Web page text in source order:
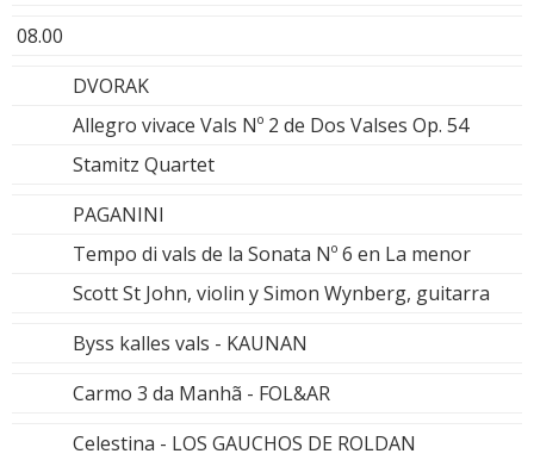
08.00
DVORAK
Allegro vivace Vals Nº 2 de Dos Valses Op. 54
Stamitz Quartet
PAGANINI
Tempo di vals de la Sonata Nº 6 en La menor
Scott St John, violin y Simon Wynberg, guitarra
Byss kalles vals - KAUNAN
Carmo 3 da Manhã - FOL&AR
Celestina - LOS GAUCHOS DE ROLDAN